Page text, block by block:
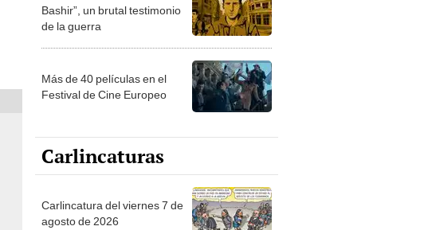
Bashir”, un brutal testimonio
de la guerra
Más de 40 películas en el
Festival de Cine Europeo
Carlincaturas
Carlincatura del viernes 7 de
agosto de 2026